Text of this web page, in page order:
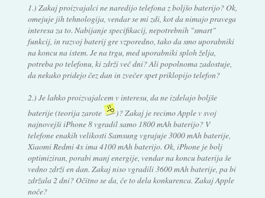
1.) Zakaj proizvajalci ne naredijo telefona z boljšo baterijo? Ok,
omejuje jih tehnologija, vendar se mi zdi, kot da nimajo pravega
interesa za to. Nabijanje specifikacij, nepotrebnih "smart"
funkcij, in razvoj baterij gre vzporedno, tako da smo uporabniki
na koncu na istem. Je na trgu, med uporabniki sploh želja,
potreba po telefonu, ki zdrži več dni? Ali popolnoma zadostuje,
da nekako pridejo čez dan in zvečer spet priklopijo telefon?
2.) Je lahko proizvajalcem v interesu, da ne izdelajo boljše
baterije (teorija zarote
)? Zakaj je recimo Apple v svoj
najnovejši iPhone 8 vgradil samo 1800 mAh baterijo? V
telefone enakih velikosti Samsung vgrajuje 3000 mAh baterije,
Xiaomi Redmi 4x ima 4100 mAh baterijo. Ok, iPhone je bolj
optimiziran, porabi manj energije, vendar na koncu baterija še
vedno zdrži en dan. Zakaj niso vgradili 3600 mAh baterije, pa bi
zdržala 2 dni? Očitno se da, če to dela konkurenca. Zakaj Apple
noče?